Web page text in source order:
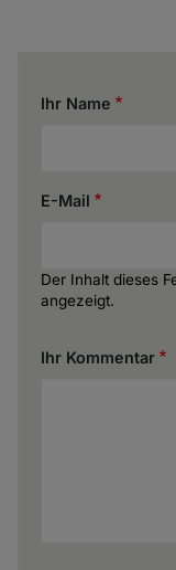
Ihr Name
E-Mail
Der Inhalt dieses
angezeigt.
Ihr Kommentar